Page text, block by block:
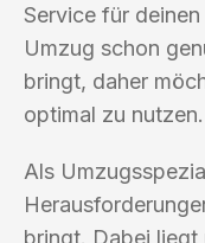
Service für
Umzug schon
bringt, daher
optimal zu nutzen.
Als
bringt. Dabei liegt